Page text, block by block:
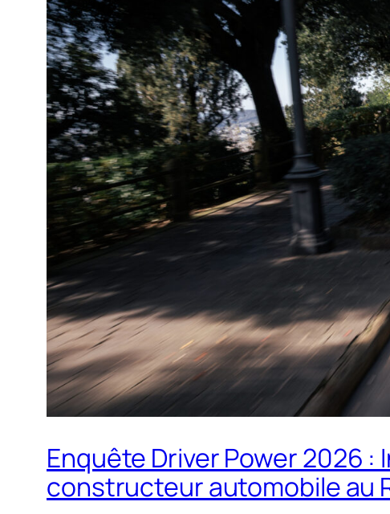
Enquête Driver Power 2026 :
constructeur automobile au